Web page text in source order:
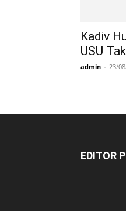
Kadiv
USU
admin - 23/
EDITOR